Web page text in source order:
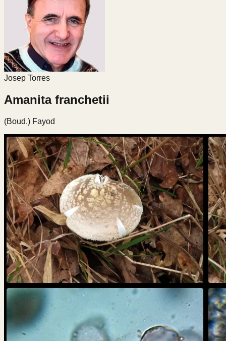
Josep Torres
Amanita franchetii
(Boud.) Fayod